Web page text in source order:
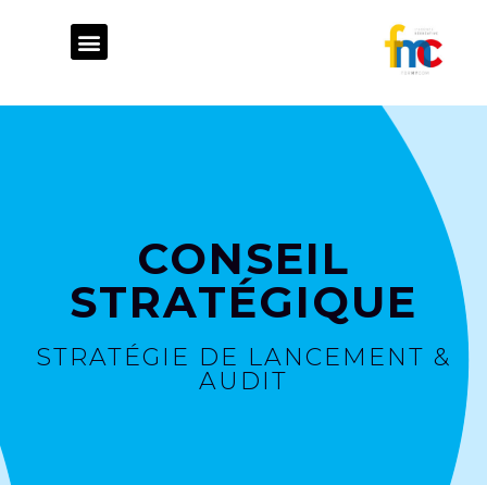
CONSEIL
STRATÉGIQUE
STRATÉGIE DE LANCEMENT &
AUDIT